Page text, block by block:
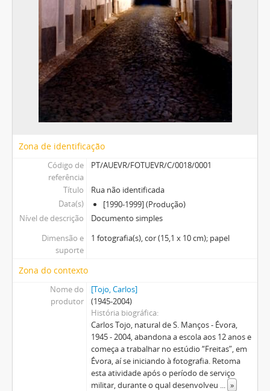
Zona de identificação
Código de
referência
PT/AUEVR/FOTUEVR/C/0018/0001
Título
Rua não identificada
Data(s)
[1990-1999] (Produção)
Nível de descrição
Documento simples
Dimensão e
suporte
1 fotografia(s), cor (15,1 x 10 cm); papel
Zona do contexto
Nome do
produtor
[Tojo, Carlos]
(1945-2004)
História biográfica
Carlos Tojo, natural de S. Manços - Évora,
1945 - 2004, abandona a escola aos 12 anos e
começa a trabalhar no estúdio “Freitas”, em
Évora, aí se iniciando à fotografia. Retoma
esta atividade após o período de serviço
militar, durante o qual desenvolveu ... »